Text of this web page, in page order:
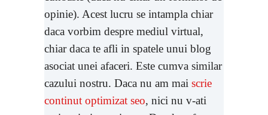
opinie). Acest lucru se intampla chiar
daca vorbim despre mediul virtual,
chiar daca te afli in spatele unui blog
asociat unei afaceri. Este cumva similar
cazului nostru. Daca nu am mai scrie
continut optimizat seo, nici nu v-ati